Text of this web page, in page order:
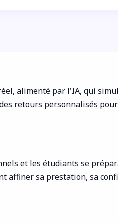
alimenté par l'IA, qui
retours personnalisés
et les étudiants se
sa prestation, sa